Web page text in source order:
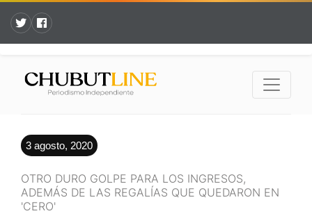
3 agosto, 2020
OTRO DURO GOLPE PARA LOS INGRESOS,
ADEMÁS DE LAS REGALÍAS QUE QUEDARON EN
'CERO'